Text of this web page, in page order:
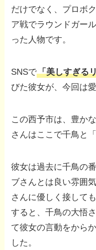
だけでなく、プロボ
ア戦でラウンドガー
った人物です。
SNSで「美しすぎる
びた彼女が、今回は
この西予市は、豊か
さんはここで千鳥と
彼女は過去に千鳥の
ブさんとは良い雰囲
さんに優しく接して
すると、千鳥の大悟
て彼女の言動をから
した。